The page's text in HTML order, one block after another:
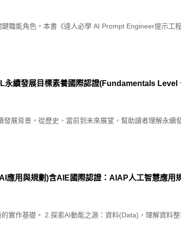
職能角色。本書《達人必學 AI Prompt Engineer提示工
永續發展目標素養國際認證(Fundamentals
展背景，從歷史、當前到未來展望，幫助讀者理解永續
應用與規劃)含AIE國際認證：AIAP人工智慧應用
實作基礎。 2.探索AI動能之源：資料(Data)，理解資料